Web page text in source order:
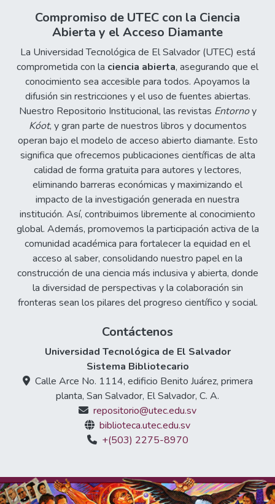
Compromiso de UTEC con la Ciencia
Abierta y el Acceso Diamante
La Universidad Tecnológica de El Salvador (UTEC) está
comprometida con la ciencia abierta, asegurando que el
conocimiento sea accesible para todos. Apoyamos la
difusión sin restricciones y el uso de fuentes abiertas.
Nuestro Repositorio Institucional, las revistas Entornoy
Kóot, y gran parte de nuestros libros y documentos
operan bajo el modelo de acceso abierto diamante. Esto
significa que ofrecemos publicaciones científicas de alta
calidad de forma gratuita para autores y lectores,
eliminando barreras económicas y maximizando el
impacto de la investigación generada en nuestra
institución. Así, contribuimos libremente al conocimiento
global. Además, promovemos la participación activa de la
comunidad académica para fortalecer la equidad en el
acceso al saber, consolidando nuestro papel en la
construcción de una ciencia más inclusiva y abierta, donde
la diversidad de perspectivas y la colaboración sin
fronteras sean los pilares del progreso científico y social.
Contáctenos
Universidad Tecnológica de El Salvador
Sistema Bibliotecario
Calle Arce No. 1114, edificio Benito Juárez, primera
planta, San Salvador, El Salvador, C. A.
repositorio@utec.edu.sv
biblioteca.utec.edu.sv
+(503) 2275-8970